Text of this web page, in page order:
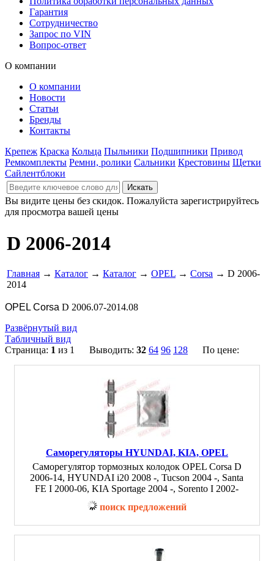
Гарантия
Сотрудничество
Запрос по VIN
Вопрос-ответ
О компании
О компании
Новости
Статьи
Бренды
Контакты
Крепеж Краска Кольца Пыльники Подшипники Привод
Ремкомплекты Ремни, ролики Сальники Крестовины Щетки
Сайлентблоки
Вы видите цены без скидок. Пожалуйста зарегистрируйтесь
для просмотра вашей цены
D 2006-2014
Главная → Каталог → Каталог → OPEL → Corsa → D 2006-
2014
OPEL Corsa D 2006.07-2014.08
Развёрнутый вид
Табличный вид
Страница: 1 из 1 Выводить: 32 64 96 128 По цене:
Саморегуляторы HYUNDAI, KIA, OPEL
Саморегулятор тормозных колодок OPEL Corsa D
2006-14, HYUNDAI i20 2008 -, Tucson 2004 -, Santa
FE I 2000-06, KIA Sportage 2004 -, Sorento I 2002-
поиск предложений